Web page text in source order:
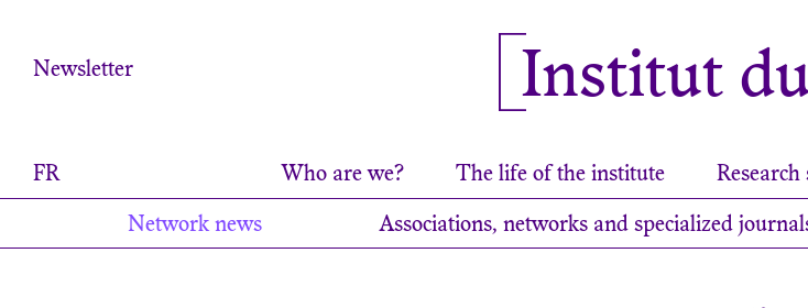
Newsletter Institut
FR Who are we? The life of the institute
Network news Associations, networks and specialized